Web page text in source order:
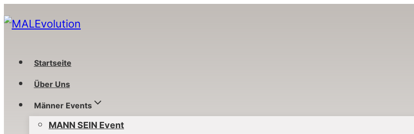
Inhalt
Startseite
Über Uns
Männer Events
MANN SEIN Event